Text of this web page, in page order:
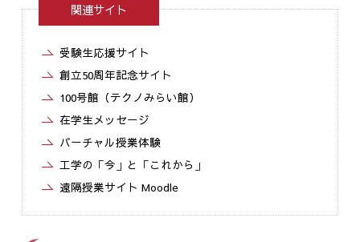
関連サイト
受験生応援サイト
創立50周年記念サイト
100号館（テクノみらい館）
在学生メッセージ
バーチャル授業体験
工学の「今」と「これから」
遠隔授業サイト Moodle